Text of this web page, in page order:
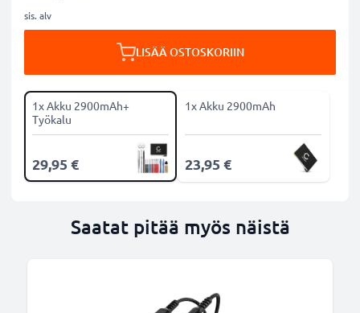
sis. alv
LISÄÄ OSTOSKORIIN
1x Akku 2900mAh+
Työkalu
29,95 €
1x Akku 2900mAh
23,95 €
Saatat pitää myös näistä